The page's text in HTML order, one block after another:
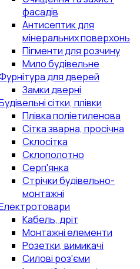
фасадів
Антисептик для
мінеральних поверхонь
Пігменти для розчину
Мило будівельне
для дверей
Замки дверні
сітки, плівки
Плівка поліетиленова
Сітка зварна, просічна
Склосітка
Склополотно
Серп'янка
Стрічки будівельно-
монтажні
Кабель, дріт
Монтажні елементи
Розетки, вимикачі
Силові роз'єми